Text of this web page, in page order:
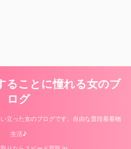
ることに憧れる女のブ
ログ
立った女のブログです。自由な普段着着物
生活♪